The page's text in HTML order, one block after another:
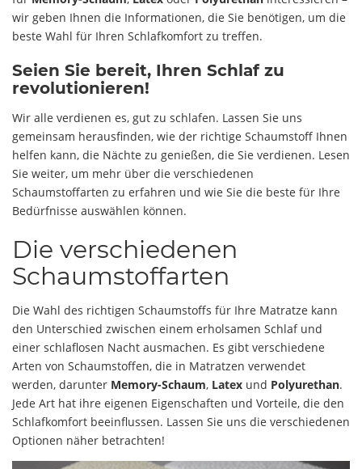
wir geben Ihnen die Informationen, die Sie benötigen, um die
beste Wahl für Ihren Schlafkomfort zu treffen.
Seien Sie bereit, Ihren Schlaf zu
revolutionieren!
Wir alle verdienen es, gut zu schlafen. Lassen Sie uns
gemeinsam herausfinden, wie der richtige Schaumstoff Ihnen
helfen kann, die Nächte zu genießen, die Sie verdienen. Lesen
Sie weiter, um mehr über die verschiedenen
Schaumstoffarten zu erfahren und wie Sie die beste für Ihre
Bedürfnisse auswählen können.
Die verschiedenen
Schaumstoffarten
Die Wahl des richtigen Schaumstoffs für Ihre Matratze kann
den Unterschied zwischen einem erholsamen Schlaf und
einer schlaflosen Nacht ausmachen. Es gibt verschiedene
Arten von Schaumstoffen, die in Matratzen verwendet
werden, darunter Memory-Schaum, Latex und Polyurethan.
Jede Art hat ihre eigenen Eigenschaften und Vorteile, die den
Schlafkomfort beeinflussen. Lassen Sie uns die verschiedenen
Optionen näher betrachten!